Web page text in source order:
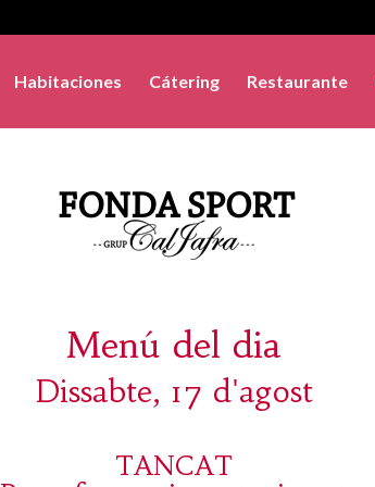
Habitaciones Cátering Restaurante
Menú del dia
Dissabte, 17 d'agost
TANCAT